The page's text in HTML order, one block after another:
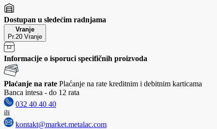
Dostupan u sledećim radnjama
Vranje
Pr.20 Vranje
Informacije o isporuci specifičnih proizvoda
Plaćanje na rate Plaćanje na rate kreditnim i debitnim karticama
Banca intesa - do 12 rata
032 40 40 40
ili
kontakt@market.metalac.com